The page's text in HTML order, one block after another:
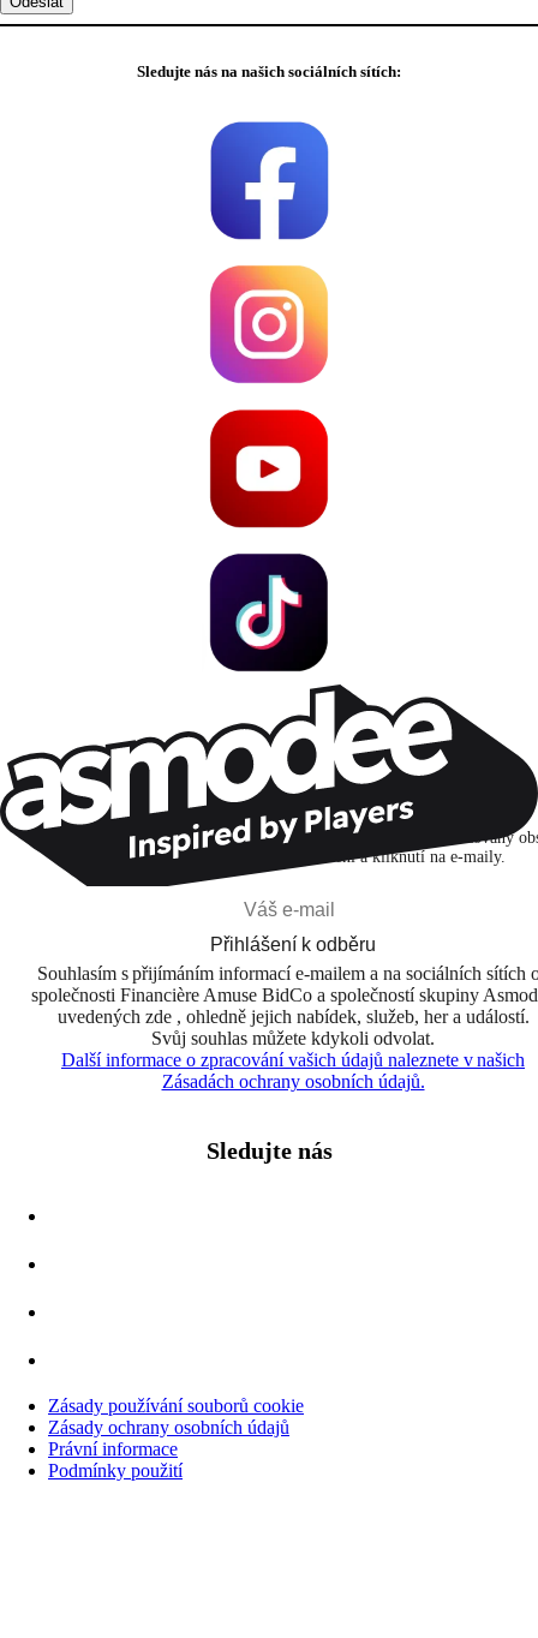
Sledujte nás na našich sociálních sítích:
Zůstaňte v kontaktu!
Přihlašuji se k odběru, abych objevoval hry, novinky a personalizovaný
na základě svých zájmů a svých otevření a kliknutí na e-maily.
Přihlášení k odběru
Souhlasím s přijímáním informací e-mailem a na sociálních sítích
společnosti Financière Amuse BidCo a společností skupiny
uvedených zde , ohledně jejich nabídek, služeb, her a událostí.
Svůj souhlas můžete kdykoli odvolat.
Další informace o zpracování vašich údajů naleznete v našich
Zásadách ochrany osobních údajů.
Sledujte nás
Zásady používání souborů cookie
Zásady ochrany osobních údajů
Právní informace
Podmínky použití